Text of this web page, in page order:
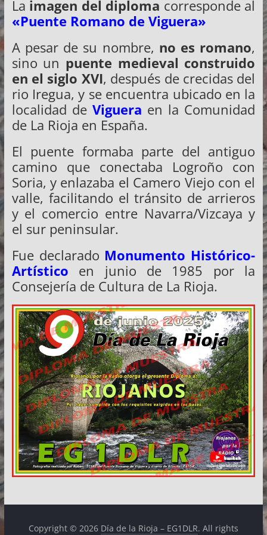
La imagen del diploma corresponde al
«Puente Romano de Viguera»
A pesar de su nombre, no es romano,
sino un puente medieval construido
en el siglo XVI, después de crecidas del
rio Iregua, y se encuentra ubicado en la
localidad de Viguera en la Comunidad
de La Rioja en España.
El puente formaba parte del antiguo
camino que conectaba Logroño con
Soria, y enlazaba el Camero Viejo con el
valle, facilitando el tránsito de arrieros
y el comercio entre Navarra/Vizcaya y
el sur peninsular.
Fue declarado Monumento Histórico-
Artístico en junio de 1985 por la
Consejería de Cultura de La Rioja.
Copyright © 2026 Día de la Rioja – EG1DLR. All rights